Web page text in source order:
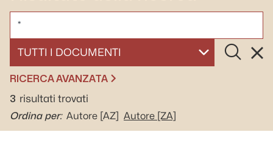
SELEZIONA UN DOCUMENTO
Cerca
RICERCA AVANZATA
3 risultati trovati
Ordina per: Autore [AZ] Autore [ZA]